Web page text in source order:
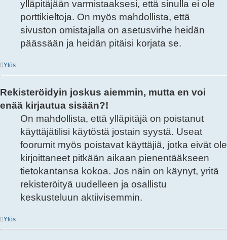
ylläpitäjään varmistaaksesi, että sinulla ei ole
porttikieltoja. On myös mahdollista, että
sivuston omistajalla on asetusvirhe heidän
päässään ja heidän pitäisi korjata se.
Ylös
Rekisteröidyin joskus aiemmin, mutta en voi
enää kirjautua sisään?!
On mahdollista, että ylläpitäjä on poistanut
käyttäjätilisi käytöstä jostain syystä. Useat
foorumit myös poistavat käyttäjiä, jotka eivät ole
kirjoittaneet pitkään aikaan pienentääkseen
tietokantansa kokoa. Jos näin on käynyt, yritä
rekisteröityä uudelleen ja osallistu
keskusteluun aktiivisemmin.
Ylös